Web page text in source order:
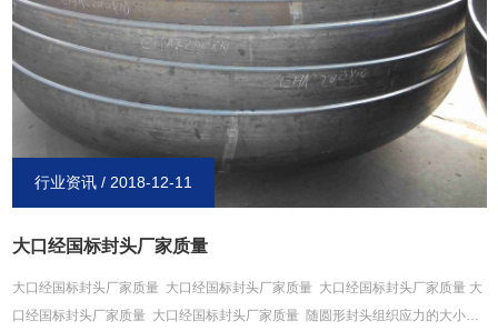
以丝口接上管子，临时连续取料或抽料。用封头一般在压力较低的情况下，便于
拆卸检修，高中压情况下一般不用管帽。 封头包括凸形封头、锥壳、变径段、平
盖及紧缩口的设计。高压封头15030722998封头是压力容器上的端盖，是压力容
器的一个主要承压部件。所起的作用是密封作用。一是做成了罐形压力容器的上
下底，二是管道到头了，不准备再向前延伸了，那就用一个封头在把管子用焊接
的形式密封住。厚壁封头和封头的作用差不多的的产品有盲板和管帽，不过那两
种产品是可以拆卸的。而封头焊好了之后是不可以再拆卸的。 与之配套的管件有
压力容器、管道、等产品。
行业资讯 / 2018-12-11
大口经国标封头厂家质量
大口经国标封头厂家质量 大口经国标封头厂家质量 大口经国标封头厂家质量 大
口经国标封头厂家质量 大口经国标封头厂家质量 随圆形封头组织应力的大小与